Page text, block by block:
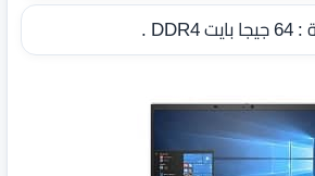
:64 جيجا بايت DDR4 .